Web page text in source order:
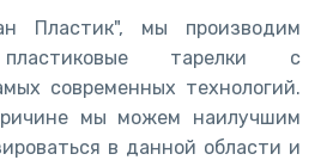
Пластик", мы производим
пластиковые тарелки с
современных технологий.
мы можем наилучшим
в данной области и